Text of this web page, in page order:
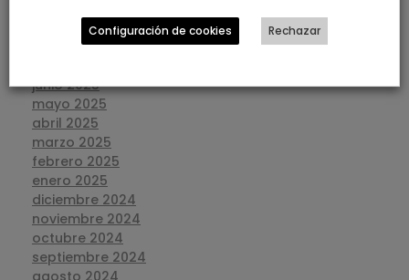
septiembre 2025
agosto 2025
junio 2025
mayo 2025
abril 2025
marzo 2025
febrero 2025
enero 2025
diciembre 2024
noviembre 2024
octubre 2024
septiembre 2024
Configuración de cookies Rechazar